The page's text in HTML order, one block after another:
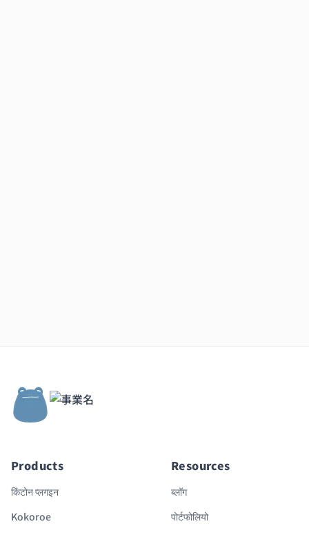
Products
किंटोन प्लगइन
Kokoroe
Resources
ब्लॉग
पोर्टफोलियो